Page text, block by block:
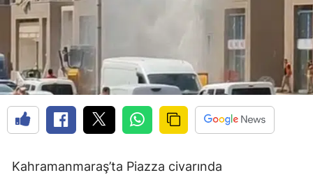
Kahramanmaraş’ta Piazza civarında